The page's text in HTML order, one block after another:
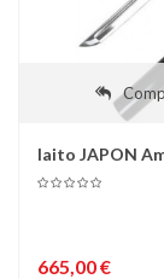
Iaito JAPON
665,00 €